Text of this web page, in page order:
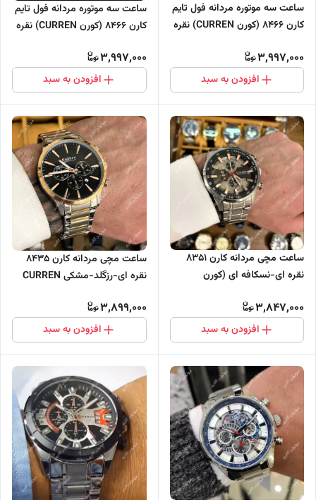
ساعت سه موتوره مردانه فول تایم
کارن 8466 (کورن CURREN) نقره
3,997,000
افزودن به سبد
ساعت سه موتوره مردانه فول تایم
کارن 8466 (کورن CURREN) نقره
3,997,000
افزودن به سبد
ساعت مچی مردانه کارن 8351
نقره ای-نسکافه ای (کورن
3,847,000
افزودن به سبد
ساعت مچی مردانه کارن 8435
نقره ای-رزگلد-مشکی CURREN
3,899,000
افزودن به سبد